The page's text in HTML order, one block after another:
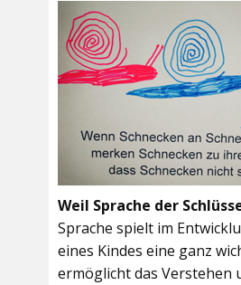
Weil Sprache der
Sprache spielt im
eines Kindes eine ganz
ermöglicht das Verstehen